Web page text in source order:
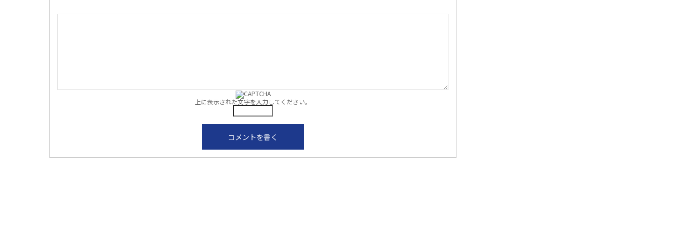
上に表示された文字を入力してください。